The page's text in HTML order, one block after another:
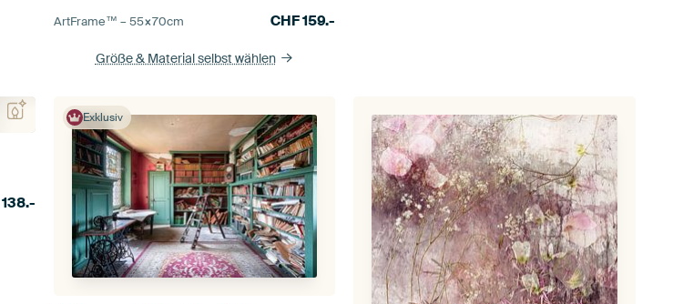
ArtFrame™ –55×70cm CHF159.-
Größe & Material selbst wählen
138.-
Exklusiv